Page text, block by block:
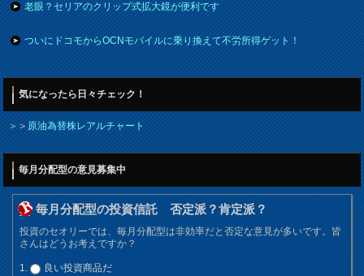
老眼？セリアのクリップ式拡大鏡が便利です
ついにドコモからOCNモバイルに乗り換えて不労所得ゲット！
気になったら日々チェック！
＞＞原油為替株レアルチャート
毎月分配型の意見募集中
毎月分配型の投資信託 否定派？肯定派？
投資のセオリーでは、毎月分配型は非効率だと否定な意見が多いです。皆
さんはどうお考えですか？
良い投資商品だ